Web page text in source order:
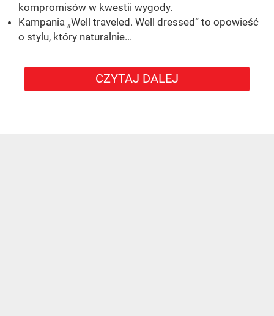
kompromisów w kwestii wygody.
Kampania „Well traveled. Well dressed” to opowieść
o stylu, który naturalnie...
CZYTAJ DALEJ